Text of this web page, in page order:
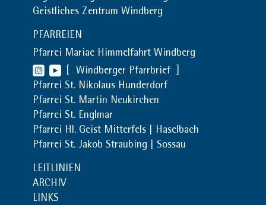
Geistliches Zentrum Windberg
PFARREIEN
Pfarrei Mariae Himmelfahrt Windberg
Windberger Pfarrbrief
Pfarrei St. Nikolaus Hunderdorf
Pfarrei St. Martin Neukirchen
Pfarrei St. Englmar
Pfarrei Hl. Geist Mitterfels | Haselbach
Pfarrei St. Jakob Straubing | Sossau
LEITLINIEN
ARCHIV
LINKS